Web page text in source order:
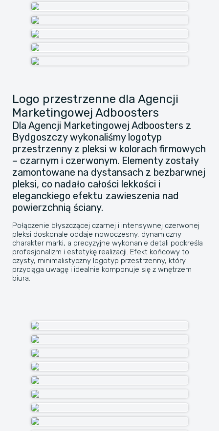
Logo przestrzenne dla Agencji
Marketingowej Adboosters
Dla Agencji Marketingowej Adboosters z
Bydgoszczy wykonaliśmy logotyp
przestrzenny z pleksi w kolorach firmowych
– czarnym i czerwonym. Elementy zostały
zamontowane na dystansach z bezbarwnej
pleksi, co nadało całości lekkości i
eleganckiego efektu zawieszenia nad
powierzchnią ściany.
Połączenie błyszczącej czarnej i intensywnej czerwonej
pleksi doskonale oddaje nowoczesny, dynamiczny
charakter marki, a precyzyjne wykonanie detali podkreśla
profesjonalizm i estetykę realizacji. Efekt końcowy to
czysty, minimalistyczny logotyp przestrzenny, który
przyciąga uwagę i idealnie komponuje się z wnętrzem
biura.